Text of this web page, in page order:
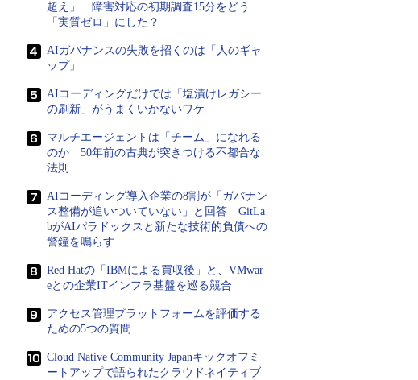
超え」 障害対応の初期調査15分をどう
「実質ゼロ」にした？
AIガバナンスの失敗を招くのは「人のギャ
ップ」
AIコーディングだけでは「塩漬けレガシー
の刷新」がうまくいかないワケ
マルチエージェントは「チーム」になれる
のか 50年前の古典が突きつける不都合な
法則
AIコーディング導入企業の8割が「ガバナン
ス整備が追いついていない」と回答 GitLa
bがAIパラドックスと新たな技術的負債への
警鐘を鳴らす
Red Hatの「IBMによる買収後」と、VMwar
eとの企業ITインフラ基盤を巡る競合
アクセス管理プラットフォームを評価する
ための5つの質問
Cloud Native Community Japanキックオフミ
ートアップで語られたクラウドネイティブ